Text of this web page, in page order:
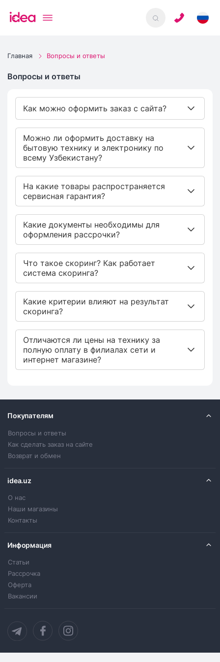
Главная Вопросы и ответы
Вопросы и ответы
Как можно оформить заказ с сайта?
Можно ли оформить доставку на
бытовую технику и электронику по
всему Узбекистану?
На какие товары распространяется
сервисная гарантия?
Какие документы необходимы для
оформления рассрочки?
Что такое скоринг? Как работает
система скоринга?
Какие критерии влияют на результат
скоринга?
Отличаются ли цены на технику за
полную оплату в филиалах сети и
интернет магазине?
Покупателям
Вопросы и ответы
Как сделать заказ на сайте
Возврат и обмен
idea.uz
О нас
Наши магазины
Контакты
Информация
Статьи
Рассрочка
Оферта
Вакансии